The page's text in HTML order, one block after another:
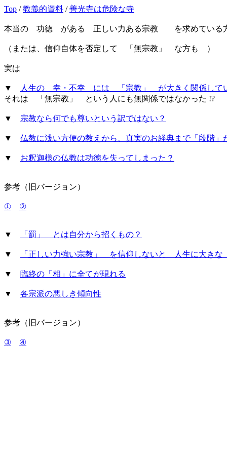
Top /教義的資料 /善光寺は危険な寺
本当の 功徳 がある 正しい力ある宗教 を求めている
（または、信仰自体を否定して 「無宗教」 な方も ）
実は
▼
人生の 幸・不幸 には 「宗教」 が大きく関係して
それは 「無宗教」 という人にも無関係ではなかった !?
▼ 宗教なら何でも尊いという訳ではない？
▼ 仏教に浅い方便の教えから、真実のお経典まで「段階」
▼ お釈迦様の仏教は功徳を失ってしまった？
参考（旧バージョン）
① ②
▼ 「罰」 とは自分から招くもの？
▼ 「正しい力強い宗教」 を信仰しないと 人生に大き
▼ 臨終の「相」に全てが現れる
▼ 各宗派の悪しき傾向性
参考（旧バージョン）
③ ④